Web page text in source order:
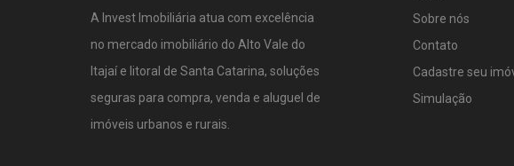
A Invest Imobiliária atua com excelência
no mercado imobiliário do Alto Vale do
Itajaí e litoral de Santa Catarina, soluções
seguras para compra, venda e aluguel de
imóveis urbanos e rurais.
Sobre nós
Contato
Cadastre seu
Simulação